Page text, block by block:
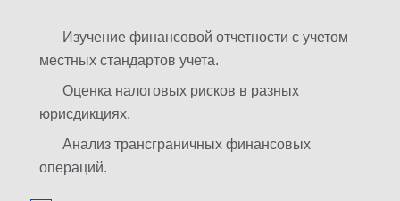
Изучение финансовой отчетности с учетом
местных стандартов учета.
Оценка налоговых рисков в разных
юрисдикциях.
Анализ трансграничных финансовых
операций.